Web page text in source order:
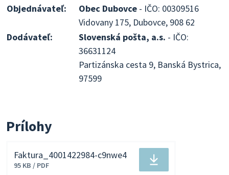
Objednávateľ:
Obec Dubovce - IČO: 00309516
Vidovany 175, Dubovce, 908 62
Dodávateľ:
Slovenská pošta, a.s. - IČO:
36631124
Partizánska cesta 9, Banská Bystrica,
97599
Prílohy
Stiahnuť
Faktura_4001422984-c9nwe4
95 KB / PDF